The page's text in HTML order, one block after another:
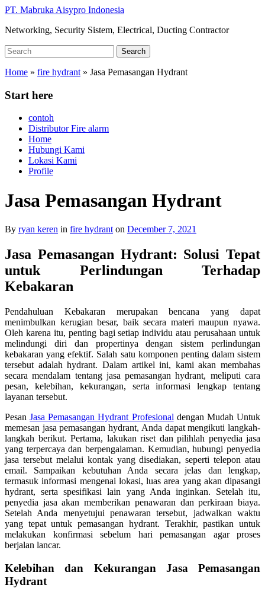
Skip
main
PT. Mabruka Aisypro Indonesia
Networking, Security Sistem, Electrical, Ducting Contractor
Search
for:
Search
Home » fire hydrant » Jasa Pemasangan Hydrant
Start here
contoh
Distributor Fire alarm
Home
Hubungi Kami
Lokasi Kami
Profile
Jasa Pemasangan Hydrant
By ryan keren in fire hydrant on December 7, 2021
Jasa Pemasangan Hydrant: Solusi Tepat
untuk Perlindungan Terhadap
Kebakaran
Pendahuluan Kebakaran merupakan bencana yang dapat
menimbulkan kerugian besar, baik secara materi maupun nyawa.
Oleh karena itu, penting bagi setiap individu atau perusahaan untuk
melindungi diri dan propertinya dengan sistem perlindungan
kebakaran yang efektif. Salah satu komponen penting dalam sistem
tersebut adalah hydrant. Dalam artikel ini, kami akan membahas
secara mendalam tentang jasa pemasangan hydrant, meliputi cara
pesan, kelebihan, kekurangan, serta informasi lengkap tentang
layanan tersebut.
PesanJasa Pemasangan Hydrant Profesional dengan Mudah Untuk
memesan jasa pemasangan hydrant, Anda dapat mengikuti langkah-
langkah berikut. Pertama, lakukan riset dan pilihlah penyedia jasa
yang terpercaya dan berpengalaman. Kemudian, hubungi penyedia
jasa tersebut melalui kontak yang disediakan, seperti telepon atau
email. Sampaikan kebutuhan Anda secara jelas dan lengkap,
termasuk informasi mengenai lokasi, luas area yang akan dipasangi
hydrant, serta spesifikasi lain yang Anda inginkan. Setelah itu,
penyedia jasa akan memberikan penawaran dan perkiraan biaya.
Setelah Anda menyetujui penawaran tersebut, jadwalkan waktu
yang tepat untuk pemasangan hydrant. Terakhir, pastikan untuk
melakukan konfirmasi sebelum hari pemasangan agar proses
berjalan lancar.
Kelebihan dan Kekurangan Jasa Pemasangan
Hydrant